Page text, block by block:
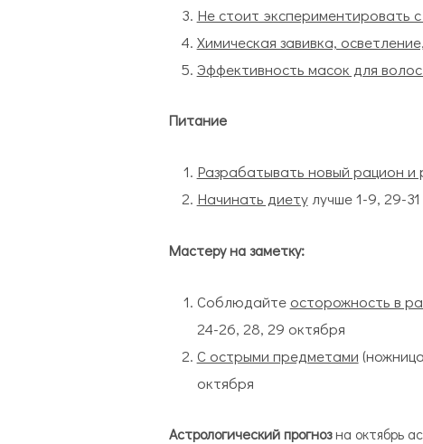
Не стоит экспериментировать
Химическая завивка,
Эффективность масок для
Питание
Разрабатывать новый рацион и
Начинать диетулучше 1-9, 29-
Мастеру на заметку:
Соблюдайте осторожность в
24-26, 28, 29 октября
С острыми предметами
октября
Астрологический прогнозна октябрь